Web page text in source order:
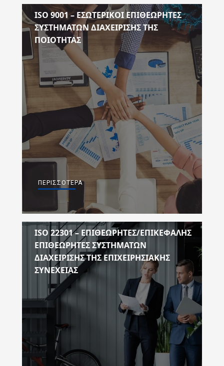
ISO 9001 – ΕΣΩΤΕΡΙΚΟΙ ΕΠΙΘΕΩΡΗΤΕΣ
ΣΥΣΤΗΜΑΤΩΝ ΔΙΑΧΕΙΡΙΣΗΣ ΤΗΣ
ΠΟΙΟΤΗΤΑΣ
ΠΕΡΙΣΣΌΤΕΡΑ
ISO 22301 – ΕΠΙΘΕΩΡΗΤΕΣ/ΕΠΙΚΕΦΑΛΗΣ
ΕΠΙΘΕΩΡΗΤΕΣ ΣΥΣΤΗΜΑΤΩΝ
ΔΙΑΧΕΙΡΙΣΗΣ ΤΗΣ ΕΠΙΧΕΙΡΗΣΙΑΚΗΣ
ΣΥΝΕΧΕΙΑΣ